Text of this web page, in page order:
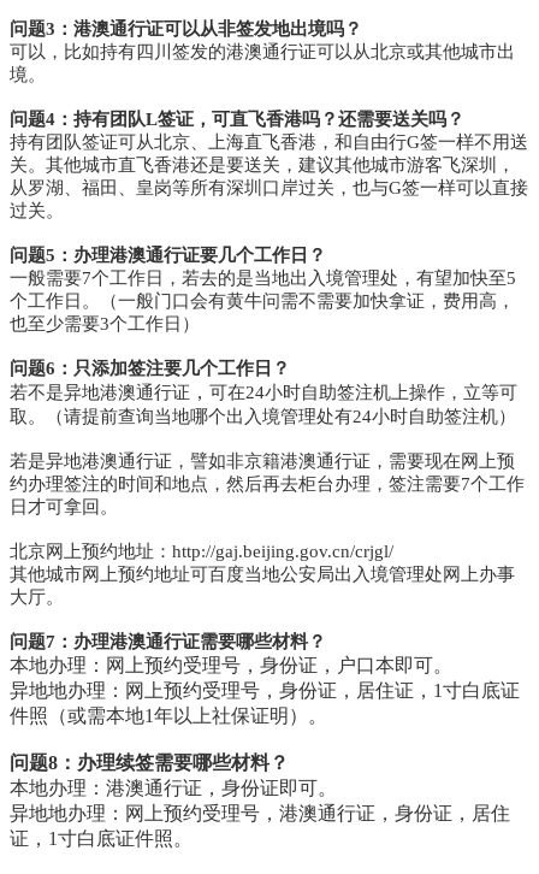
问题3：港澳通行证可以从非签发地出境吗？
可以，比如持有四川签发的港澳通行证可以从北京或其他城市出
境。
问题4：持有团队L签证，可直飞香港吗？还需要送关吗？
持有团队签证可从北京、上海直飞香港 ，和自由行G签一样不用送
关。 其他城市直飞香港还是要送关，建议其他城市游客飞深圳，
从罗湖、福田、皇岗等所有深圳口岸过关 ，也与G签一样可以直接
过关。
问题5：办理港澳通行证要几个工作日？
一般需要7个工作日，若去的是当地出入境管理处，有望加快至5
个工作日。（一般门口会有黄牛问需不需要加快拿证，费用高，
也至少需要3个工作日）
问题6：只添加签注要几个工作日？
若不是异地港澳通行证 ， 可在24小时自助签注机上操作，立等可
取。（请提前查询当地哪个出入境管理处有24小时自助签注机）
若是异地港澳通行证，譬如非京籍港澳通行证，需要现在网上预
约办理签注的时间和地点，然后再去柜台办理，签注需要7个工作
日才可拿回。
北京网上预约地址：http://gaj.beijing.gov.cn/crjgl/
其他城市网上预约地址可百度当地公安局出入境管理处网上办事
大厅。
问题7： 办理港澳通行证需要哪些材料？
本地办理： 网上预约受理号， 身份证， 户口本即可。
异地地办理： 网上预约受理号， 身份证，居住证，1寸白底证
件照（或需本地1年以上社保证明）。
问题8：办理续签需要哪些材料？
本地办理： 港澳通行证，身份证即可。
异地地办理：网上预约受理号，港澳通行证，身份证，居住
证， 1寸白底证件照。